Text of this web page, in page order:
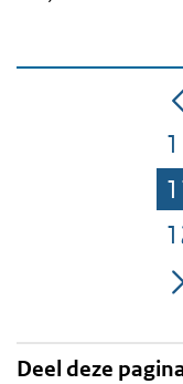
1
Deel deze